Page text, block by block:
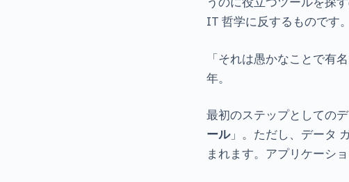
IT 哲学に反するものです。
「それは愚かなことで有
年。
最初のステップとしての
ール」。ただし、データ
まれます。アプリケーシ